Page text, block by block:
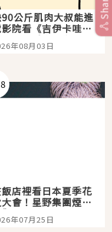
公斤肌肉大叔能進
院看《吉伊卡哇》
？日本重金屬樂團
首」會長與nagano
年08月03日
8
店裡看日本夏季花
大會！星野集團煙火
觀飯店6選，讓你不用
人悠閒欣賞
年07月25日
Share